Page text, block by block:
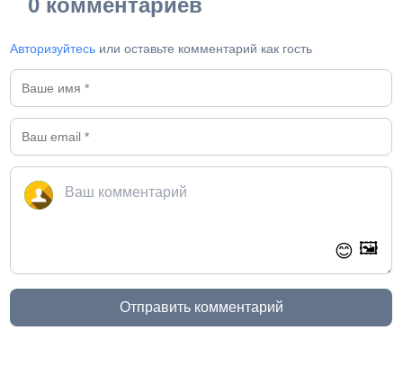
0 комментариев
Авторизуйтесь или оставьте комментарий как гость
😊 🖼️
Отправить комментарий